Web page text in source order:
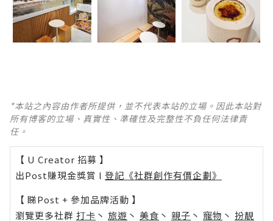
*本站之內容由作者所提供，並不代表本站的立場。因此本站對
所有博客的立場、真實性、準確性及完整性不負任何法律責
任。
【 U Creator 招募 】
出Post賺現金獎賞 l 登記《社群創作有價企劃》
【 睇Post + 參加品牌活動 】
瀏覽更多社群 打卡 丶 旅遊 丶 美食 丶 親子 丶 寵物 丶 扮靚